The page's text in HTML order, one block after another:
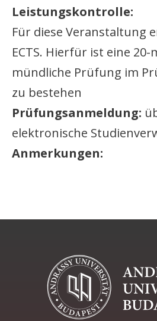
Leistungskontrolle:
Für diese Veranstaltung
ECTS. Hierfür ist eine
mündliche Prüfung im
zu bestehen
Prüfungsanmeldung:
elektronische
Anmerkungen: